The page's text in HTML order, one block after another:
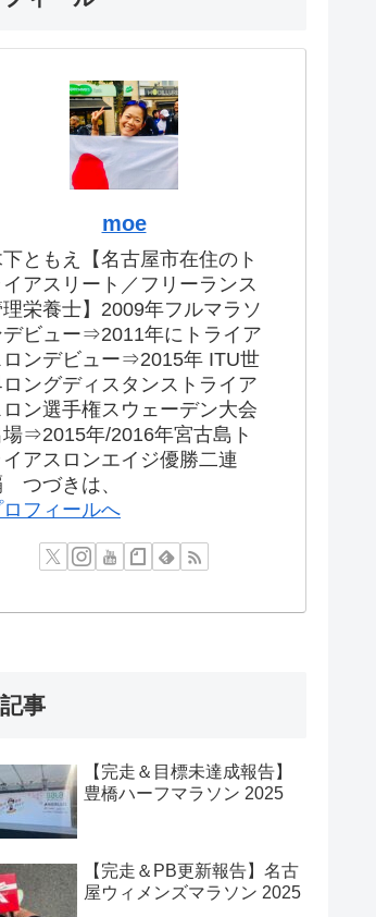
moe
下ともえ【名古屋市在住のト
イアスリート／フリーランス
栄養士】2009年フルマラソ
デビュー⇒2011年にトライア
ロンデビュー⇒2015年 ITU世
ングディスタンストライア
ロン選手権スウェーデン大会
場⇒2015年/2016年宮古島ト
イアスロンエイジ優勝二連
つづきは、
ロフィールへ
事
【完走＆目標未達成報告】
豊橋ハーフマラソン 2025
【完走＆PB更新報告】名古
屋ウィメンズマラソン 2025